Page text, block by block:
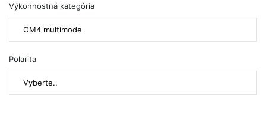
Výkonnostná kategória
OM4 multimode
Polarita
Vyberte..